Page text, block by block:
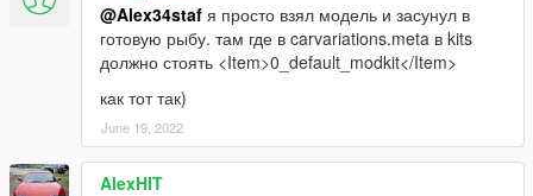
@Alex34staf я просто взял модель и засунул в
готовую рыбу. там где в carvariations.meta в kits
должно стоять <Item>0_default_modkit</Item>
как тот так)
June 19, 2022
AlexHIT